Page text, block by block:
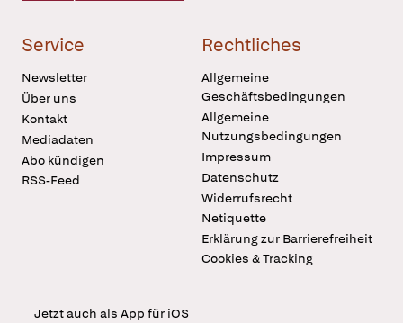
Service
Newsletter
Über uns
Kontakt
Mediadaten
Abo kündigen
RSS-Feed
Rechtliches
Allgemeine
Geschäftsbedingungen
Allgemeine
Nutzungsbedingungen
Impressum
Datenschutz
Widerrufsrecht
Netiquette
Erklärung zur Barrierefreiheit
Cookies & Tracking
Jetzt auch als App für iOS